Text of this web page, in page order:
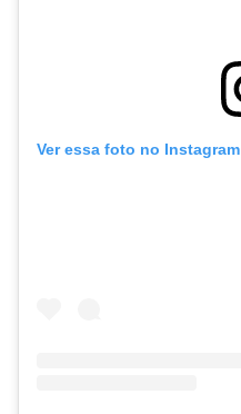
Ver essa foto no Instagram